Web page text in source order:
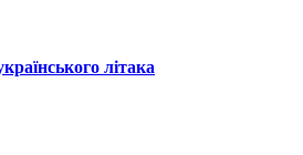
літака